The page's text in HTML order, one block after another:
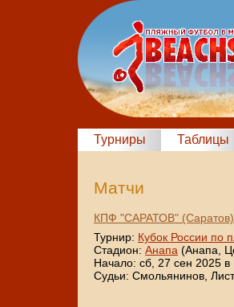
Турниры Таблицы
Матчи
КПФ "САРАТОВ" (Саратов)
Турнир: Кубок России по
Стадион: Анапа (Анапа,
Начало: сб, 27 сен 2025 в
Судьи: Смольянинов,